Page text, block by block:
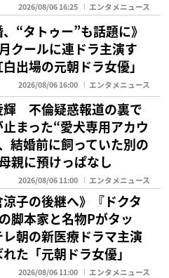
2026/08/06 16:25 エンタメニュース
、“タトゥー”も話題に》
クールに連ドラ主演す
出場の元朝ドラ女優」
2026/08/06 16:00 エンタメニュース
輝 不倫疑惑報道の裏で
まった“愛犬専用アカウ
結婚前に飼っていた別の
親に預けっぱなし
2026/08/06 11:00 エンタメニュース
涼子の後継へ》『ドクタ
脚本家と名物Pがタッ
レ朝の新医療ドラマ主演
た「元朝ドラ女優」
2026/08/06 11:00 エンタメニュース